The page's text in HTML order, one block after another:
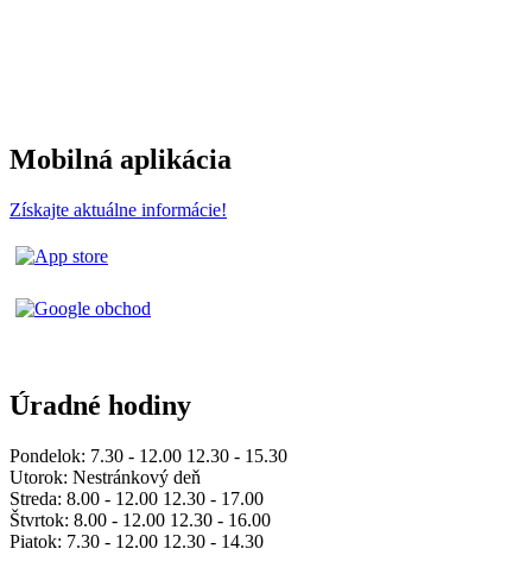
Mobilná aplikácia
Získajte aktuálne informácie!
Úradné hodiny
Pondelok: 7.30 - 12.00 12.30 - 15.30
Utorok: Nestránkový deň
Streda: 8.00 - 12.00 12.30 - 17.00
Štvrtok: 8.00 - 12.00 12.30 - 16.00
Piatok: 7.30 - 12.00 12.30 - 14.30